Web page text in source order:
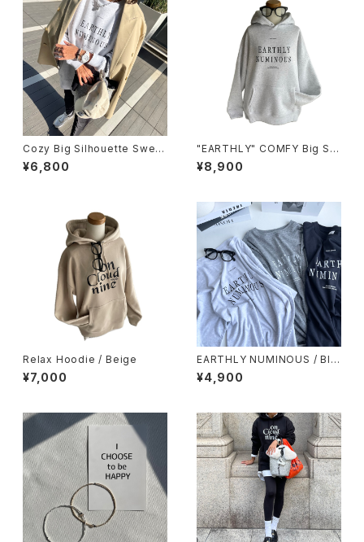
Cozy Big Silhouette Sweat
/ Ligh gray
¥6,800
"EARTHLY" COMFY Big Sil
houette Hoodie / Light Gra
y
¥8,900
Relax Hoodie / Beige
¥7,000
EARTHLY NUMINOUS / BIG
loose TEE
¥4,900